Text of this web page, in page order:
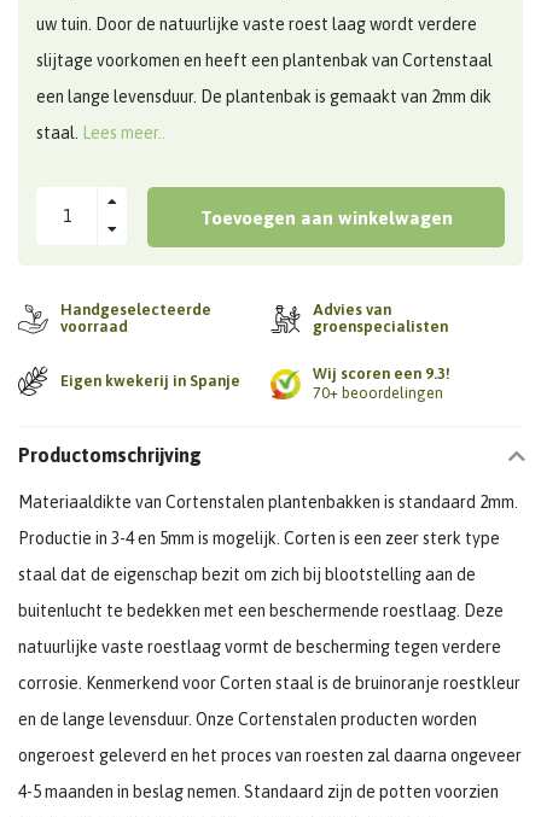
uw tuin. Door de natuurlijke vaste roest laag wordt verdere
slijtage voorkomen en heeft een plantenbak van Cortenstaal
een lange levensduur. De plantenbak is gemaakt van 2mm dik
staal. Lees meer..
Toevoegen aan winkelwagen
Handgeselecteerde
voorraad
Advies van
groenspecialisten
Eigen kwekerij in Spanje
Wij scoren een 9.3!
70+ beoordelingen
Productomschrijving
Materiaaldikte van Cortenstalen plantenbakken is standaard 2mm.
Productie in 3-4 en 5mm is mogelijk. Corten is een zeer sterk type
staal dat de eigenschap bezit om zich bij blootstelling aan de
buitenlucht te bedekken met een beschermende roestlaag. Deze
natuurlijke vaste roestlaag vormt de bescherming tegen verdere
corrosie. Kenmerkend voor Corten staal is de bruinoranje roestkleur
en de lange levensduur. Onze Cortenstalen producten worden
ongeroest geleverd en het proces van roesten zal daarna ongeveer
4-5 maanden in beslag nemen. Standaard zijn de potten voorzien